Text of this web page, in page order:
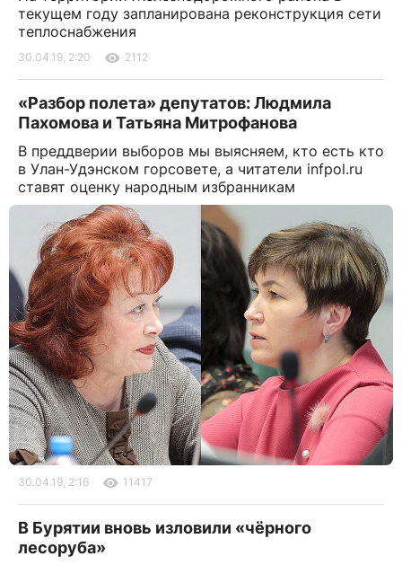
текущем году запланирована реконструкция сети
теплоснабжения
30.04.19, 2:20 2112
«Разбор полета» депутатов: Людмила
Пахомова и Татьяна Митрофанова
В преддверии выборов мы выясняем, кто есть кто
в Улан-Удэнском горсовете, а читатели infpol.ru
ставят оценку народным избранникам
30.04.19, 2:16 11417
В Бурятии вновь изловили «чёрного
лесоруба»